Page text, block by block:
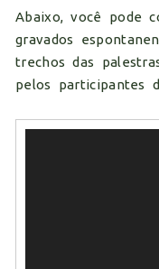
Abaixo, você pode
gravados
trechos das
pelos participantes